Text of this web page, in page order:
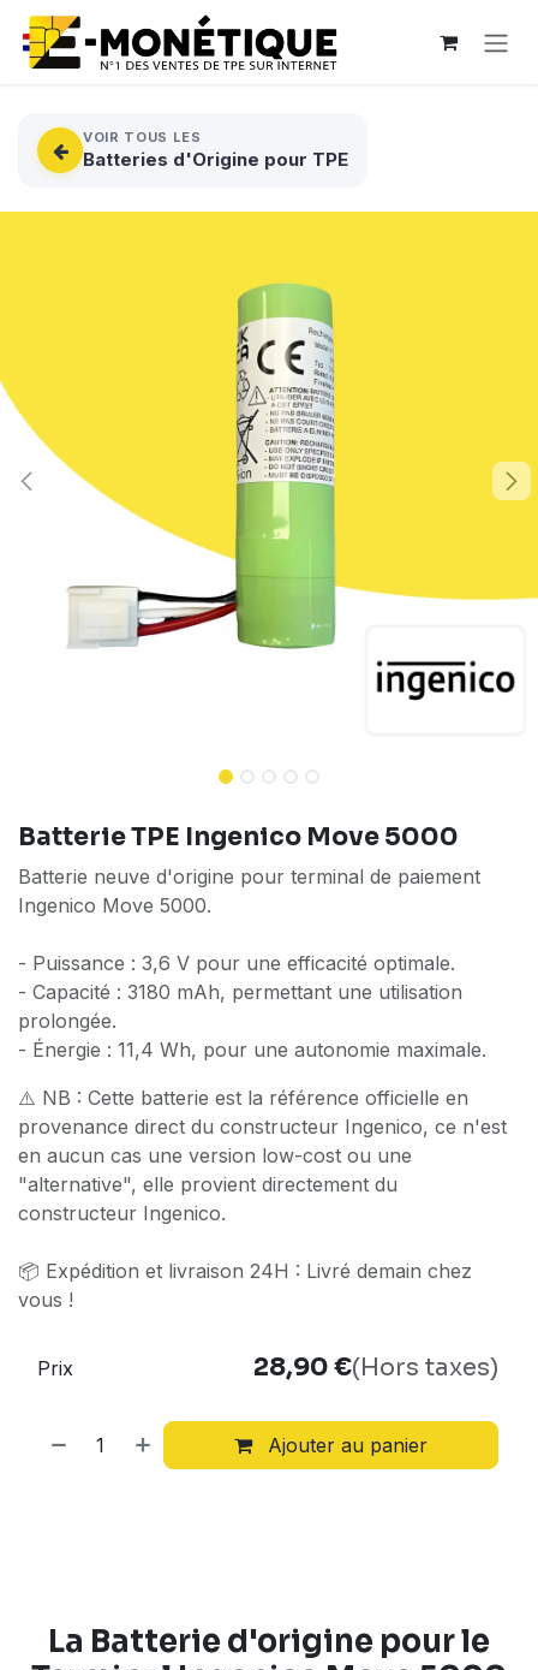
Se rendre au contenu
VOIR TOUS LES
Batteries d'Origine pour TPE
Batterie TPE Ingenico Move 5000
Batterie neuve d'origine pour terminal de paiement
Ingenico Move 5000.
- Puissance : 3,6 V pour une efficacité optimale.
- Capacité : 3180 mAh, permettant une utilisation
prolongée.
- Énergie : 11,4 Wh, pour une autonomie maximale.
⚠️ NB : Cette batterie est la référence officielle en
provenance direct du constructeur Ingenico, ce n'est
en aucun cas une version low-cost ou une
"alternative", elle provient directement du
constructeur Ingenico.
📦 Expédition et livraison 24H : Livré demain chez
vous !
Ajouter au panier
Prix 28,90€(Hors taxes)
La Batterie d'origine pour le